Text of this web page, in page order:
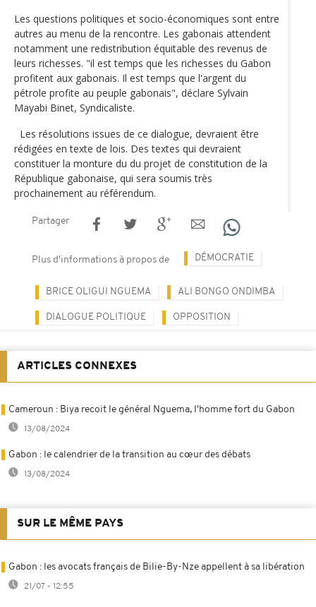
Les questions politiques et socio-économiques sont entre
autres au menu de la rencontre. Les gabonais attendent
notamment une redistribution équitable des revenus de
leurs richesses. "il est temps que les richesses du Gabon
profitent aux gabonais. Il est temps que l'argent du
pétrole profite au peuple gabonais", déclare Sylvain
Mayabi Binet, Syndicaliste.
Les résolutions issues de ce dialogue, devraient être
rédigées en texte de lois. Des textes qui devraient
constituer la monture du du projet de constitution de la
République gabonaise, qui sera soumis très
prochainement au référendum.
Partager
Plus d'informations à propos de DÉMOCRATIE
BRICE OLIGUI NGUEMA ALI BONGO ONDIMBA
DIALOGUE POLITIQUE OPPOSITION
ARTICLES CONNEXES
Cameroun : Biya recoit le général Nguema, l'homme fort du Gabon
13/08/2024
Gabon : le calendrier de la transition au cœur des débats
13/08/2024
SUR LE MÊME PAYS
Gabon : les avocats français de Bilie-By-Nze appellent à sa libération
21/07 - 12:55